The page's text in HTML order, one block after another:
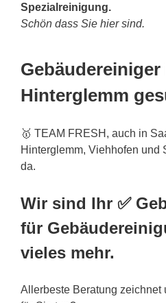
Spezialreinigung.
Schön dass Sie hier sind.
Gebäudereiniger
Hinterglemm
🥇 TEAM FRESH, auch in
Hinterglemm, Viehhofen und
da.
Wir sind Ihr ✅
für
vieles mehr.
Allerbeste Beratung zeichnet